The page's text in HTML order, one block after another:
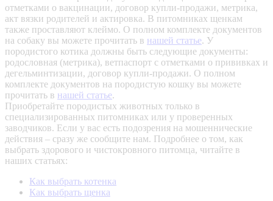
отметками о вакцинации, договор купли-продажи, метрика,
акт вязки родителей и актировка. В питомниках щенкам
также проставляют клеймо. О полном комплекте документов
на собаку вы можете прочитать в нашей статье. У
породистого котика должны быть следующие документы:
родословная (метрика), ветпаспорт с отметками о прививках и
дегельминтизации, договор купли-продажи. О полном
комплекте документов на породистую кошку вы можете
прочитать в нашей статье.
Приобретайте породистых животных только в
специализированных питомниках или у проверенных
заводчиков. Если у вас есть подозрения на мошеннические
действия – сразу же сообщите нам. Подробнее о том, как
выбрать здорового и чистокровного питомца, читайте в
наших статьях:
Как выбрать котенка
Как выбрать щенка